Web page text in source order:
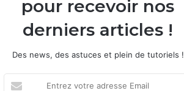
pour recevoir nos
derniers articles !
Des news, des astuces et plein de tutoriels !